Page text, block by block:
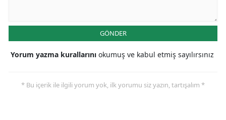
GÖNDER
Yorum yazma kurallarını okumuş ve kabul etmiş sayılırsınız
* Bu içerik ile ilgili yorum yok, ilk yorumu siz yazın, tartışalım *